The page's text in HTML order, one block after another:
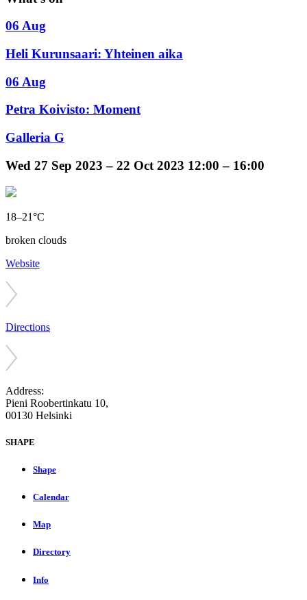
06 Aug
Heli Kurunsaari: Yhteinen aika
06 Aug
Petra Koivisto: Moment
Galleria G
Wed 27 Sep 2023 – 22 Oct 2023 12:00 – 16:00
18–21°C
broken clouds
Website
Directions
Address:
Pieni Roobertinkatu 10,
00130 Helsinki
SHAPE
Shape
Calendar
Map
Directory
Info